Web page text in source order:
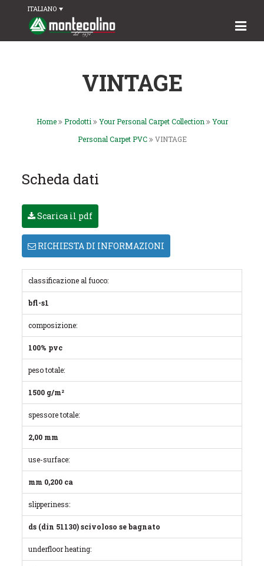
ITALIANO
VINTAGE
Home Prodotti Your Personal Carpet Collection
Your
Personal Carpet PVC
VINTAGE
Scheda dati
Scarica il pdf
RICHIESTA DI INFORMAZIONI
classificazione al fuoco:
bfl-s1
composizione:
100% pvc
peso totale:
1500 g/m²
spessore totale:
2,00 mm
use-surface:
mm 0,200 ca
slipperiness:
ds (din 51130) scivoloso se bagnato
underfloor heating: